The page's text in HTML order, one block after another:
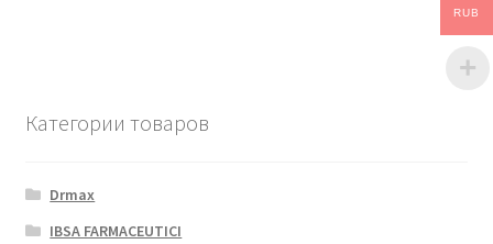
Категории товаров
Drmax
IBSA FARMACEUTICI
RUB